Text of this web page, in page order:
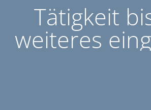
Tätigkeit
weiteres